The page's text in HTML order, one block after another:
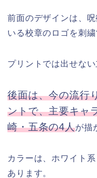
前面のデザインは、
いる校章のロゴを刺繍
プリントでは出せな
後面は、今の流行
ントで、主要キャ
崎・五条の4人が描
カラーは、ホワイト
あります。